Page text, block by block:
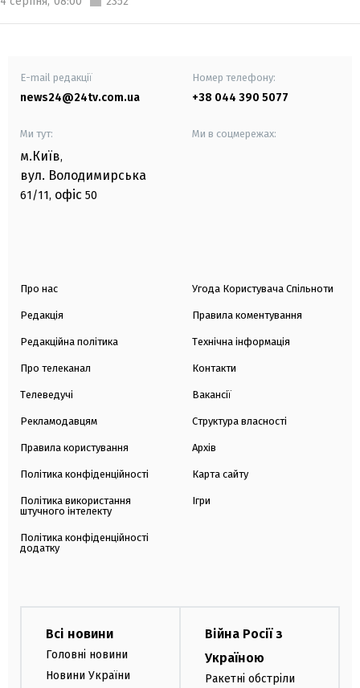
E-mail редакції
news24@24tv.com.ua
Номер телефону:
+38 044 390 5077
Ми тут:
м.Київ,
вул. Володимирська
61/11, офіс 50
Ми в соцмережах:
Про нас
Редакція
Редакційна політика
Про телеканал
Телеведучі
Рекламодавцям
Правила користування
Політика конфіденційності
Політика використання
штучного інтелекту
Політика конфіденційності
додатку
Угода Користувача Спільноти
Правила коментування
Технічна інформація
Контакти
Вакансії
Структура власності
Архів
Карта сайту
Ігри
Всі новини
Головні новини
Новини України
Війна Росії з
Україною
Ракетні обстріли